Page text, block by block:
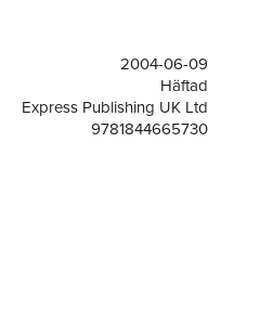
2004-06-09
Häftad
Express Publishing UK Ltd
9781844665730